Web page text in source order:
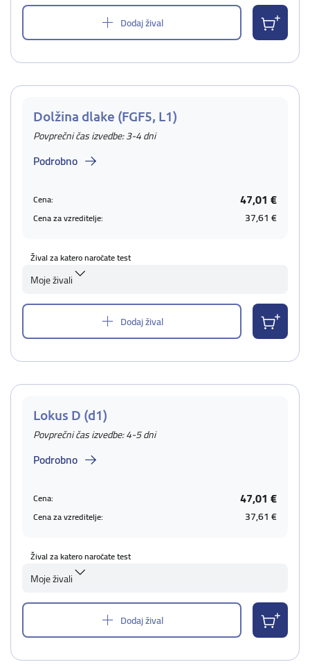
Dodaj žival
Dolžina dlake (FGF5, L1)
Povprečni čas izvedbe: 3-4 dni
Podrobno
Cena: 47,01 €
Cena za vzreditelje: 37,61 €
Žival za katero naročate test
Moje živali
Dodaj žival
Lokus D (d1)
Povprečni čas izvedbe: 4-5 dni
Podrobno
Cena: 47,01 €
Cena za vzreditelje: 37,61 €
Žival za katero naročate test
Moje živali
Dodaj žival